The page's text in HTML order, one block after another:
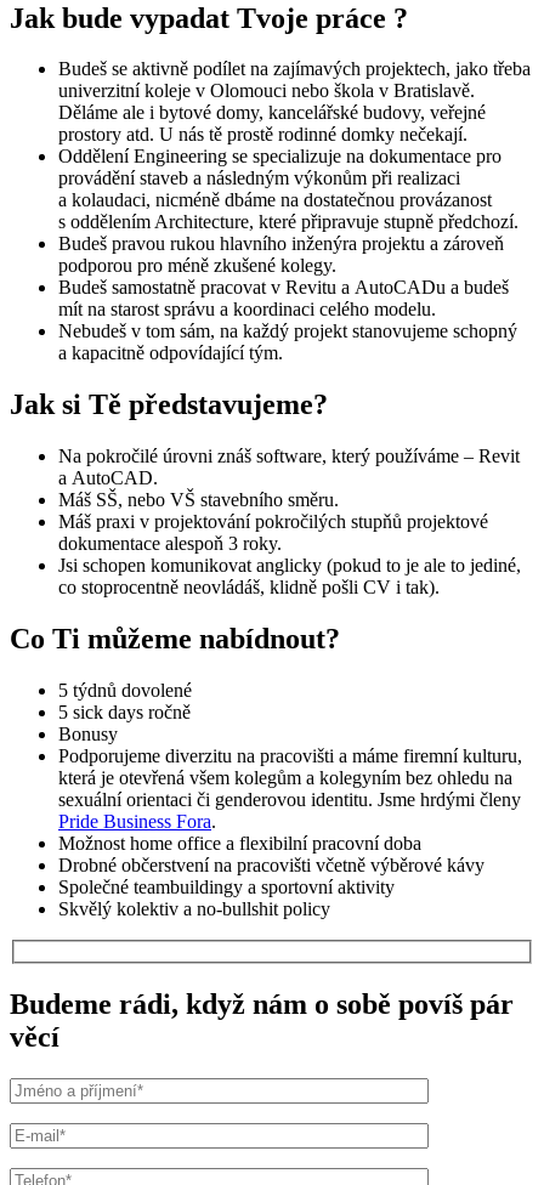
Jak bude vypadat Tvoje práce ?
Budeš se aktivně podílet na zajímavých projektech, jako třeba
univerzitní koleje v Olomouci nebo škola v Bratislavě.
Děláme ale i bytové domy, kancelářské budovy, veřejné
prostory atd. U nás tě prostě rodinné domky nečekají.
Oddělení Engineering se specializuje na dokumentace pro
provádění staveb a následným výkonům při realizaci
a kolaudaci, nicméně dbáme na dostatečnou provázanost
s oddělením Architecture, které připravuje stupně předchozí.
Budeš pravou rukou hlavního inženýra projektu a zároveň
podporou pro méně zkušené kolegy.
Budeš samostatně pracovat v Revitu a AutoCADu a budeš
mít na starost správu a koordinaci celého modelu.
Nebudeš v tom sám, na každý projekt stanovujeme schopný
a kapacitně odpovídající tým.
Jak si Tě představujeme?
Na pokročilé úrovni znáš software, který používáme – Revit
a AutoCAD.
Máš SŠ, nebo VŠ stavebního směru.
Máš praxi v projektování pokročilých stupňů projektové
dokumentace alespoň 3 roky.
Jsi schopen komunikovat anglicky (pokud to je ale to jediné,
co stoprocentně neovládáš, klidně pošli CV i tak).
Co Ti můžeme nabídnout?
5 týdnů dovolené
5 sick days ročně
Bonusy
Podporujeme diverzitu na pracovišti a máme firemní kulturu,
která je otevřená všem kolegům a kolegyním bez ohledu na
sexuální orientaci či genderovou identitu. Jsme hrdými členy
Pride Business Fora.
Možnost home office a flexibilní pracovnídoba
Drobné občerstvení na pracovišti včetně výběrové kávy
Společné teambuildingy a sportovníaktivity
Skvělý kolektiv a no-bullshit policy
Budeme rádi, když nám o sobě povíš pár
věcí